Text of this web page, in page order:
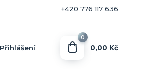
Přihlášení
+420 776 117 636
0
0,00 Kč